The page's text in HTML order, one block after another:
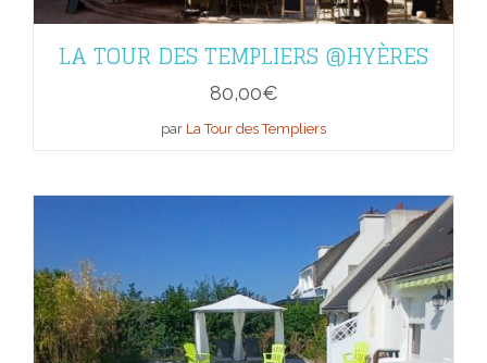
LA TOUR DES TEMPLIERS @HYÈRES
80,00€
par La Tour des Templiers